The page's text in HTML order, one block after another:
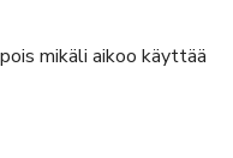
mikäli aikoo käyttää